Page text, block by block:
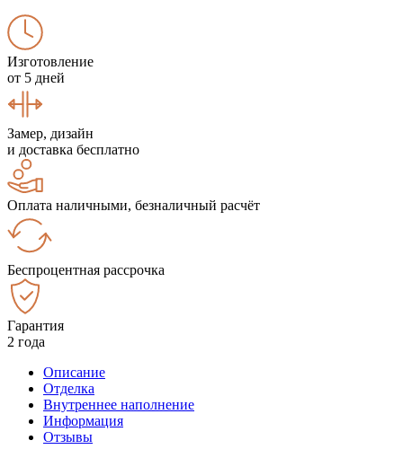
Изготовление
от 5 дней
Замер, дизайн
и доставка бесплатно
Оплата наличными, безналичный расчёт
Беспроцентная рассрочка
Гарантия
2 года
Описание
Отделка
Внутреннее наполнение
Информация
Отзывы